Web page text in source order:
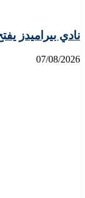
نادي بيراميدز
07/08/2026